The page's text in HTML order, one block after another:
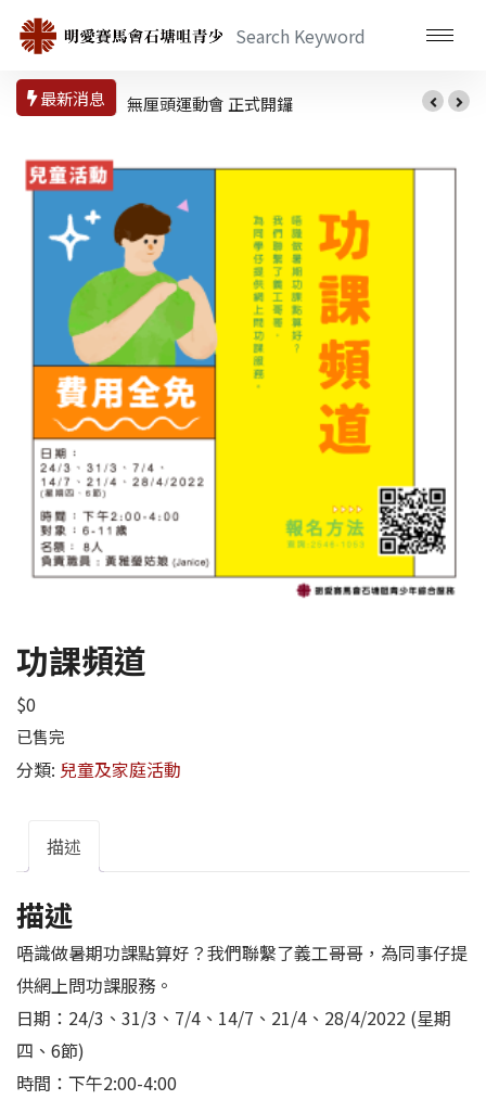
最新消息 無厘頭運動會 正式開鑼
功課頻道
$0
已售完
分類: 兒童及家庭活動
描述
描述
唔識做暑期功課點算好？我們聯繫了義工哥哥，為同事仔提
供網上問功課服務。
日期： 24/3 、 31/3 、 7/4 、 14/7 、 21/4 、 28/4/2022 (星期
四、 6節)
時間：下午2:00-4:00